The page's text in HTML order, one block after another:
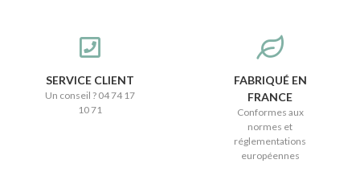
SERVICE CLIENT
Un conseil ? 04 74 17
10 71
FABRIQUÉ EN
FRANCE
Conformes aux
normes et
réglementations
européennes